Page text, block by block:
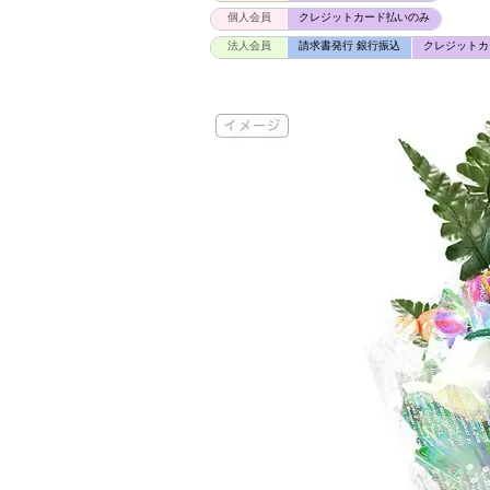
個人会員 クレジットカード払いのみ
法人会員 請求書発行 銀行振込 クレジット